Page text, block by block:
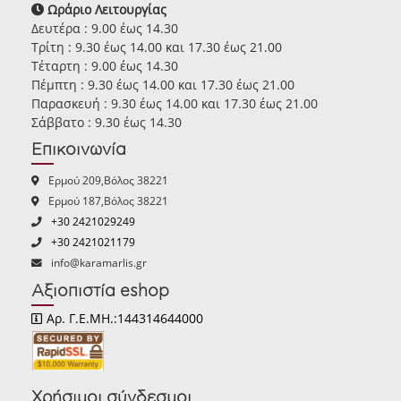
Ωράριο Λειτουργίας
Δευτέρα : 9.00 έως 14.30
Τρίτη : 9.30 έως 14.00 και 17.30 έως 21.00
Τέταρτη : 9.00 έως 14.30
Πέμπτη : 9.30 έως 14.00 και 17.30 έως 21.00
Παρασκευή : 9.30 έως 14.00 και 17.30 έως 21.00
Σάββατο : 9.30 έως 14.30
Επικοινωνία
Ερμού 209,Βόλος 38221
Ερμού 187,Βόλος 38221
+30 2421029249
+30 2421021179
info@karamarlis.gr
Αξιοπιστία eshop
Αρ. Γ.Ε.ΜΗ.:144314644000